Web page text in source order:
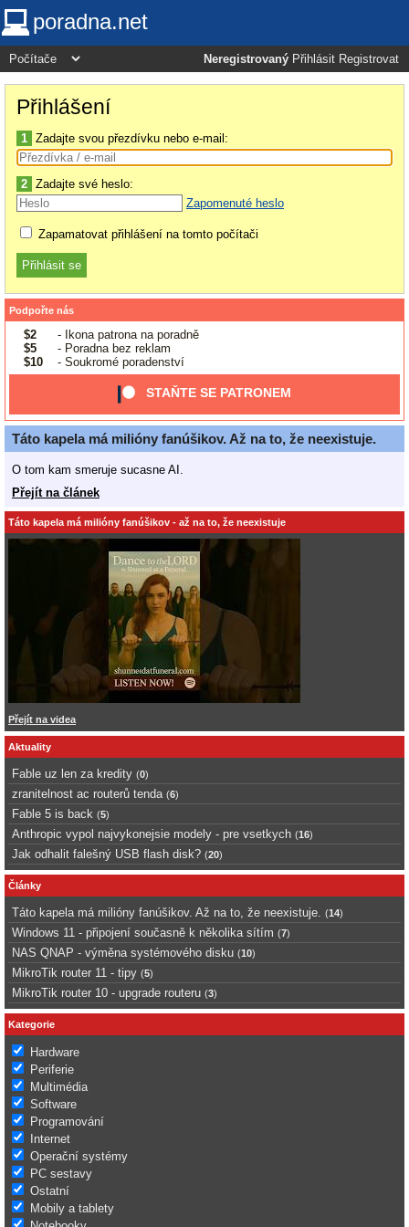
poradna.net
Neregistrovaný Přihlásit Registrovat
Přihlášení
1 Zadajte svou přezdívku nebo e-mail:
2 Zadajte své heslo:
Zapomenuté heslo
Zapamatovat přihlášení na tomto počítači
Podpořte nás
$2
- Ikona patrona na poradně
$5
- Poradna bez reklam
$10
- Soukromé poradenství
STAŇTE SE PATRONEM
Táto kapela má milióny fanúšikov. Až na to, že neexistuje.
O tom kam smeruje sucasne AI.
Přejít na článek
Táto kapela má milióny fanúšikov - až na to, že neexistuje
Přejít na videa
Aktuality
Fable uz len za kredity (0)
zranitelnost ac routerů tenda (6)
Fable 5 is back (5)
Anthropic vypol najvykonejsie modely - pre vsetkych (16)
Jak odhalit falešný USB flash disk? (20)
Články
Táto kapela má milióny fanúšikov. Až na to, že neexistuje. (14)
Windows 11 - připojení současně k několika sítím (7)
NAS QNAP - výměna systémového disku (10)
MikroTik router 11 - tipy (5)
MikroTik router 10 - upgrade routeru (3)
Kategorie
Hardware
Periferie
Multimédia
Software
Programování
Internet
Operační systémy
PC sestavy
Ostatní
Mobily a tablety